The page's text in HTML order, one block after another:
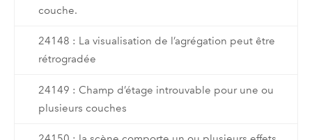
couche.
24148 : La visualisation de l’agrégation peut être
rétrogradée
24149 : Champ d’étage introuvable pour une ou
plusieurs couches